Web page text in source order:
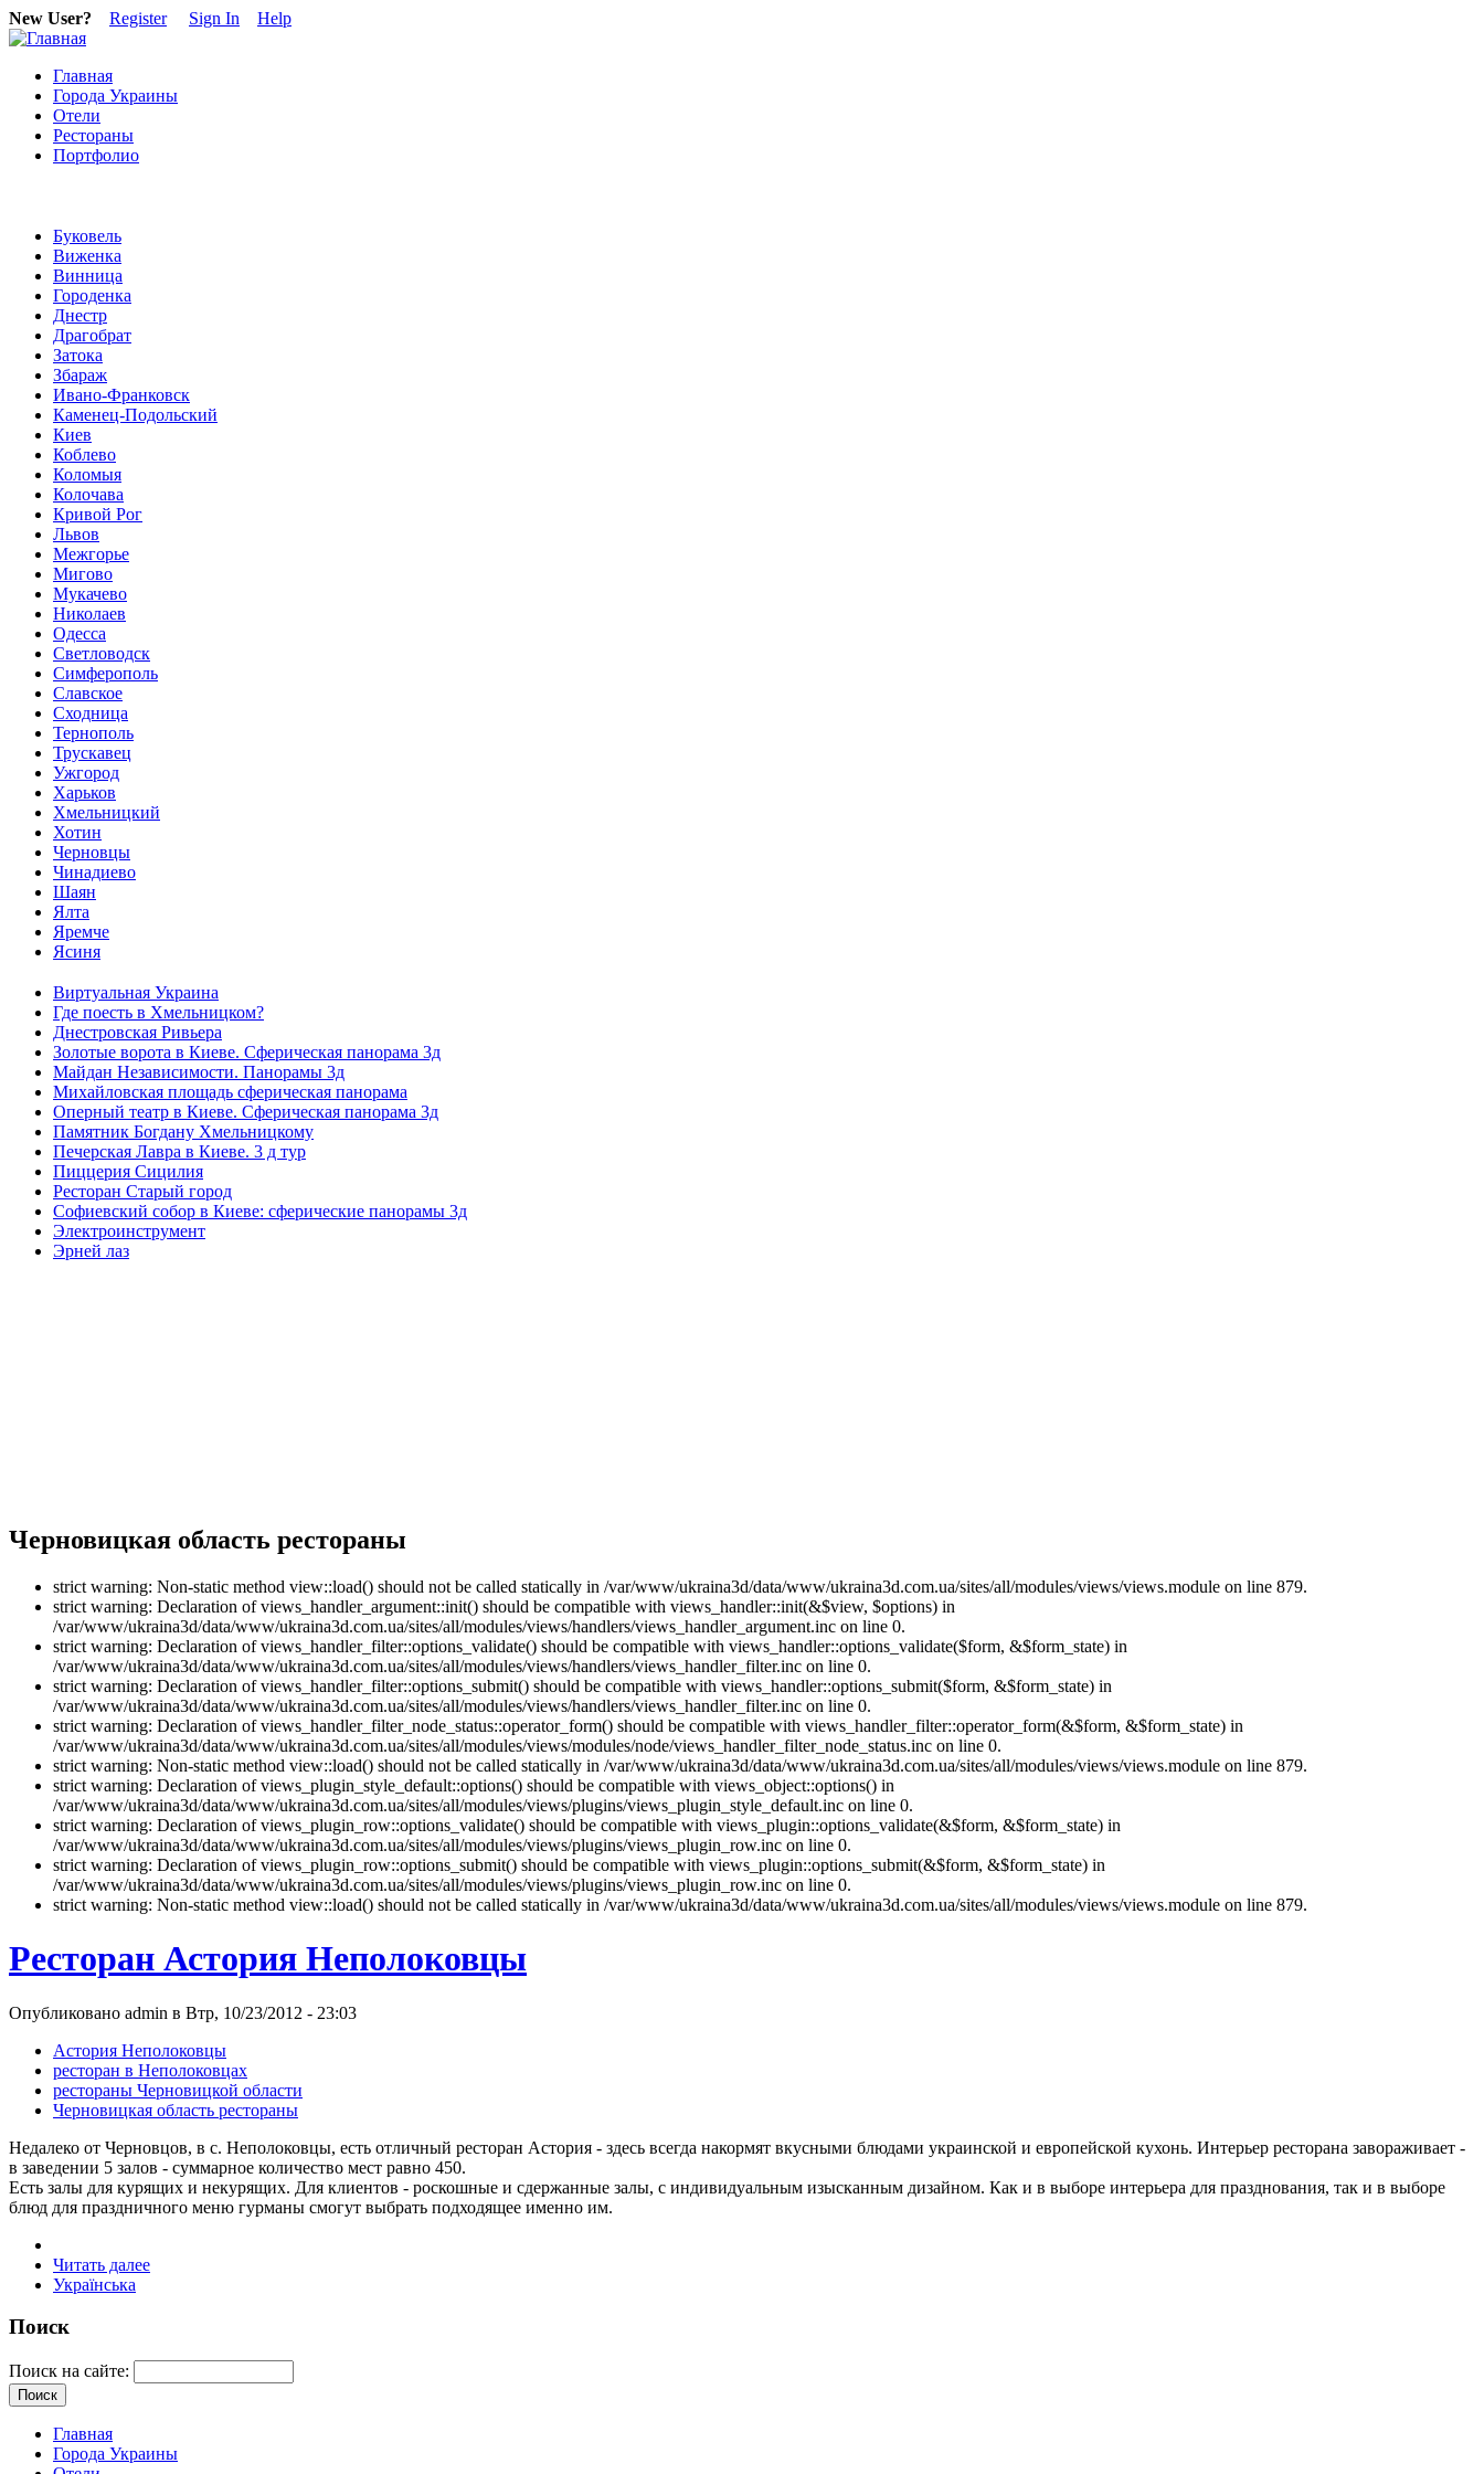
New User? Register Sign In Help
Главная
Города Украины
Отели
Рестораны
Портфолио
Буковель
Виженка
Винница
Городенка
Днестр
Драгобрат
Затока
Збараж
Ивано-Франковск
Каменец-Подольский
Киев
Коблево
Коломыя
Колочава
Кривой Рог
Львов
Межгорье
Мигово
Мукачево
Николаев
Одесса
Светловодск
Симферополь
Славское
Сходница
Тернополь
Трускавец
Ужгород
Харьков
Хмельницкий
Хотин
Черновцы
Чинадиево
Шаян
Ялта
Яремче
Ясиня
Виртуальная Украина
Где поесть в Хмельницком?
Днестровская Ривьера
Золотые ворота в Киеве. Сферическая панорама 3д
Майдан Независимости. Панорамы 3д
Михайловская площадь сферическая панорама
Оперный театр в Киеве. Сферическая панорама 3д
Памятник Богдану Хмельницкому
Печерская Лавра в Киеве. 3 д тур
Пиццерия Сицилия
Ресторан Старый город
Софиевский собор в Киеве: сферические панорамы 3д
Электроинструмент
Эрней лаз
Черновицкая область рестораны
strict warning: Non-static method view::load() should not be called statically in /var/www/ukraina3d/data/www/ukraina3d.com.ua/sites/all/modules/views/views.module on line 879.
strict warning: Declaration of views_handler_argument::init() should be compatible with views_handler::init(&$view, $options) in
/var/www/ukraina3d/data/www/ukraina3d.com.ua/sites/all/modules/views/handlers/views_handler_argument.inc on line 0.
strict warning: Declaration of views_handler_filter::options_validate() should be compatible with views_handler::options_validate($form, &$form_state) in
/var/www/ukraina3d/data/www/ukraina3d.com.ua/sites/all/modules/views/handlers/views_handler_filter.inc on line 0.
strict warning: Declaration of views_handler_filter::options_submit() should be compatible with views_handler::options_submit($form, &$form_state) in
/var/www/ukraina3d/data/www/ukraina3d.com.ua/sites/all/modules/views/handlers/views_handler_filter.inc on line 0.
strict warning: Declaration of views_handler_filter_node_status::operator_form() should be compatible with views_handler_filter::operator_form(&$form, &$form_state) in
/var/www/ukraina3d/data/www/ukraina3d.com.ua/sites/all/modules/views/modules/node/views_handler_filter_node_status.inc on line 0.
strict warning: Non-static method view::load() should not be called statically in /var/www/ukraina3d/data/www/ukraina3d.com.ua/sites/all/modules/views/views.module on line 879.
strict warning: Declaration of views_plugin_style_default::options() should be compatible with views_object::options() in
/var/www/ukraina3d/data/www/ukraina3d.com.ua/sites/all/modules/views/plugins/views_plugin_style_default.inc on line 0.
strict warning: Declaration of views_plugin_row::options_validate() should be compatible with views_plugin::options_validate(&$form, &$form_state) in
/var/www/ukraina3d/data/www/ukraina3d.com.ua/sites/all/modules/views/plugins/views_plugin_row.inc on line 0.
strict warning: Declaration of views_plugin_row::options_submit() should be compatible with views_plugin::options_submit(&$form, &$form_state) in
/var/www/ukraina3d/data/www/ukraina3d.com.ua/sites/all/modules/views/plugins/views_plugin_row.inc on line 0.
strict warning: Non-static method view::load() should not be called statically in /var/www/ukraina3d/data/www/ukraina3d.com.ua/sites/all/modules/views/views.module on line 879.
Ресторан Астория Неполоковцы
Опубликовано admin в Втр, 10/23/2012 - 23:03
Астория Неполоковцы
ресторан в Неполоковцах
рестораны Черновицкой области
Черновицкая область рестораны
Недалеко от Черновцов, в с. Неполоковцы, есть отличный ресторан Астория - здесь всегда накормят вкусными блюдами украинской и европейской кухонь. Интерьер ресторана завораживает -
в заведении 5 залов - суммарное количество мест равно 450.
Есть залы для курящих и некурящих. Для клиентов - роскошные и сдержанные залы, с индивидуальным изысканным дизайном. Как и в выборе интерьера для празднования, так и в выборе
блюд для праздничного меню гурманы смогут выбрать подходящее именно им.
Читать далее
Українська
Поиск
Поиск на сайте:
Главная
Города Украины